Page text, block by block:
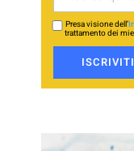
Presa visione dell’
trattamento dei